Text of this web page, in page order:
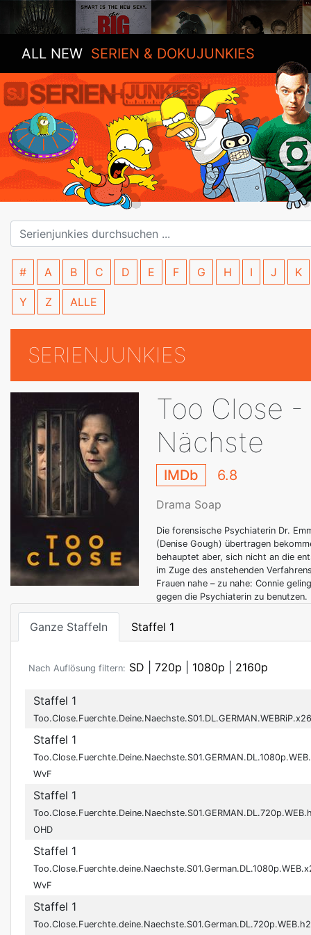
ALL NEW SERIEN & DOKUJUNKIES
# A B C D E F G H I J K
Y Z ALLE
SERIENJUNKIES
Too Close
Nächste
IMDb 6.8
Drama Soap
Die forensische Psychiaterin Dr.
(Denise Gough) übertragen
behauptet aber, sich nicht an die
im Zuge des anstehenden
Frauen nahe – zu nahe: Connie
gegen die Psychiaterin zu benutzen.
Ganze Staffeln Staffel 1
Nach Auflösung filtern: SD 720p 1080p 2160p
Staffel 1
Staffel 1
WvF
Staffel 1
OHD
Staffel 1
WvF
Staffel 1